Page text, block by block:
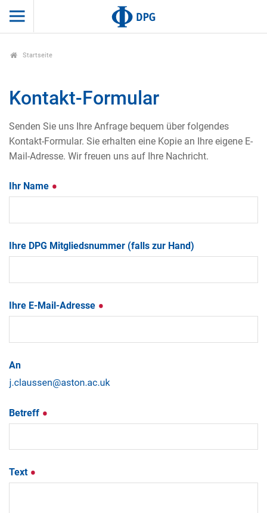
Startseite
Kontakt-Formular
Senden Sie uns Ihre Anfrage bequem über folgendes
Kontakt-Formular. Sie erhalten eine Kopie an Ihre eigene E-
Mail-Adresse. Wir freuen uns auf Ihre Nachricht.
Ihr Name
Ihre DPG Mitgliedsnummer (falls zur Hand)
Ihre E-Mail-Adresse
An
Betreff
Text